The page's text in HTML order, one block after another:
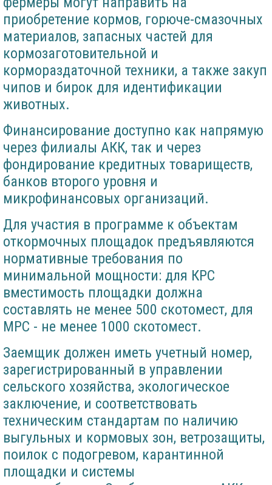
приобретение кормов, горюче-смазочных
материалов, запасных частей для
кормозаготовительной и
кормораздаточной техники, а также закуп
чипов и бирок для идентификации
животных.
Финансирование доступно как напрямую
через филиалы АКК, так и через
фондирование кредитных товариществ,
банков второго уровня и
микрофинансовых организаций.
Для участия в программе к объектам
откормочных площадок предъявляются
нормативные требования по
минимальной мощности: для КРС
вместимость площадки должна
составлять не менее 500 скотомест, для
МРС - не менее 1000 скотомест.
Заемщик должен иметь учетный номер,
зарегистрированный в управлении
сельского хозяйства, экологическое
заключение, и соответствовать
техническим стандартам по наличию
выгульных и кормовых зон, ветрозащиты,
поилок с подогревом, карантинной
площадки и системы